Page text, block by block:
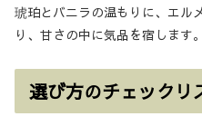
琥珀とバニラの温もりに、エル
り、甘さの中に気品を宿します。
選び方のチェックリ